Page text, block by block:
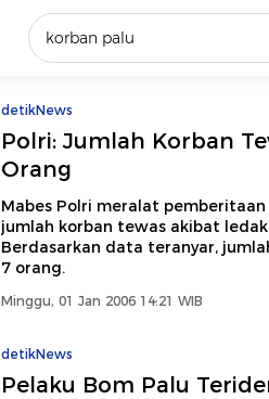
Loading...
Promoted
Terakhir yang dicari
Loading...
detikNews
Polri: Jumlah Korban
Orang
Mabes Polri meralat
jumlah korban tewas akibat
Berdasarkan data teranyar,
7 orang.
Minggu, 01 Jan 2006 14:21 WIB
detikNews
Pelaku Bom Palu